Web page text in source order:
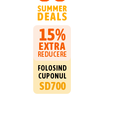
15%
EXTRA
REDUCERE
FOLOSIND
CUPONUL
SD700